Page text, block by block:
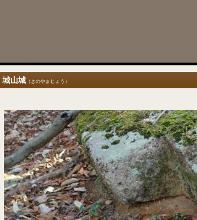
城山城 （きのやまじょう）